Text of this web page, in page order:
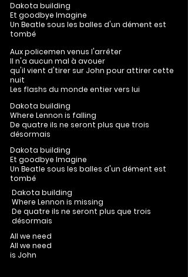
Dakota building
Et goodbye Imagine
Un Beatle sous les balles d'un dément est
tombé
Aux policemen venus l'arrêter
Il n'a aucun mal à avouer
qu'il vient d'tirer sur John pour attirer cette
nuit
Les flashs du monde entier vers lui
Dakota building
Where Lennon is falling
De quatre ils ne seront plus que trois
désormais
Dakota building
Et goodbye Imagine
Un Beatle sous les balles d'un dément est
tombé
Dakota building
Where Lennon is missing
De quatre ils ne seront plus que trois
désormais
All we need
All we need
is John